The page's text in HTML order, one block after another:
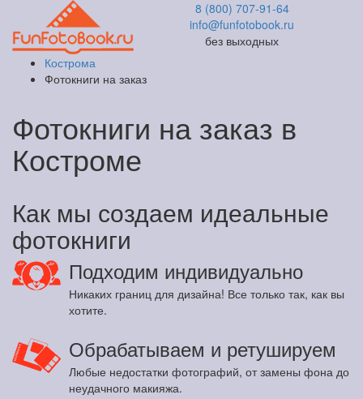
8 (800) 707-91-64
info@funfotobook.ru
без выходных
Кострома
Фотокниги на заказ
Фотокниги на заказ в
Костроме
Как мы создаем идеальные
фотокниги
Подходим индивидуально
Никаких границ для дизайна! Все только так, как вы
хотите.
Обрабатываем и ретушируем
Любые недостатки фотографий, от замены фона до
неудачного макияжа.